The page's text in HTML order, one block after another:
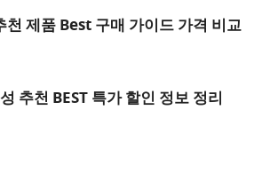
천 제품 Best 구매 가이드 가격 비교
추천 BEST 특가 할인 정보 정리